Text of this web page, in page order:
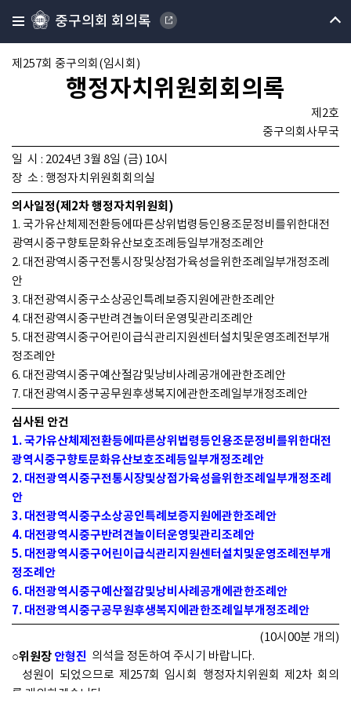
중구의회 회의록
제257회 중구의회(임시회)
행정자치위원회회의록
제2호
중구의회사무국
일 시 : 2024년 3월 8일 (금) 10시
장 소 : 행정자치위원회회의실
의사일정(제2차 행정자치위원회)
1. 국가유산체제전환등에따른상위법령등인용조문정비를위한대전
광역시중구향토문화유산보호조례등일부개정조례안
2. 대전광역시중구전통시장및상점가육성을위한조례일부개정조례
안
3. 대전광역시중구소상공인특례보증지원에관한조례안
4. 대전광역시중구반려견놀이터운영및관리조례안
5. 대전광역시중구어린이급식관리지원센터설치및운영조례전부개
정조례안
6. 대전광역시중구예산절감및낭비사례공개에관한조례안
7. 대전광역시중구공무원후생복지에관한조례일부개정조례안
심사된 안건
1. 국가유산체제전환등에따른상위법령등인용조문정비를위한대전
광역시중구향토문화유산보호조례등일부개정조례안
2. 대전광역시중구전통시장및상점가육성을위한조례일부개정조례
안
3. 대전광역시중구소상공인특례보증지원에관한조례안
4. 대전광역시중구반려견놀이터운영및관리조례안
5. 대전광역시중구어린이급식관리지원센터설치및운영조례전부개
정조례안
6. 대전광역시중구예산절감및낭비사례공개에관한조례안
7. 대전광역시중구공무원후생복지에관한조례일부개정조례안
(10시00분 개의)
○위원장 안형진 의석을 정돈하여 주시기 바랍니다.
성원이 되었으므로 제257회 임시회 행정자치위원회 제2차 회의
를 개의하겠습니다.